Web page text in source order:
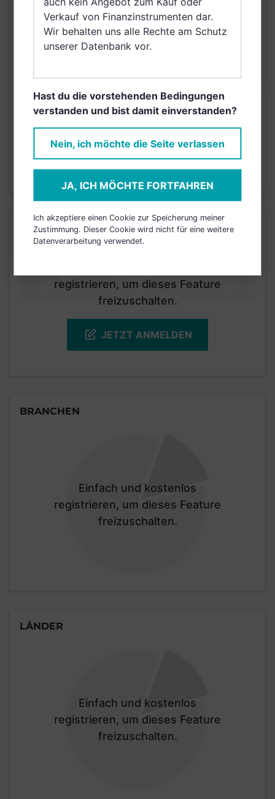
of the), Norwegen
AUSGABEAUFSCHLAG N/A
Risikoeinstufung laut Anbieter (KID)
2 3 4 5 6
KURSENTWICKLUNG
registrieren, um dieses Feature
freizuschalten.
JETZT ANMELDEN
BRANCHEN
Einfach und kostenlos
registrieren, um dieses Feature
freizuschalten.
LÄNDER
Einfach und kostenlos
registrieren, um dieses Feature
freizuschalten.
Verkauf von Finanzinstrumenten dar.
Wir behalten uns alle Rechte am Schutz
unserer Datenbank vor.
Hast du die vorstehenden Bedingungen
verstanden und bist damit einverstanden?
Nein, ich möchte die Seite verlassen
JA, ICH MÖCHTE FORTFAHREN
Ich akzeptiere einen Cookie zur Speicherung meiner
Zustimmung. Dieser Cookie wird nicht für eine weitere
Datenverarbeitung verwendet.